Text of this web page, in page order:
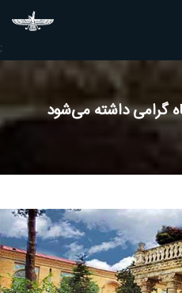
;
گرامی داشته می‌شود